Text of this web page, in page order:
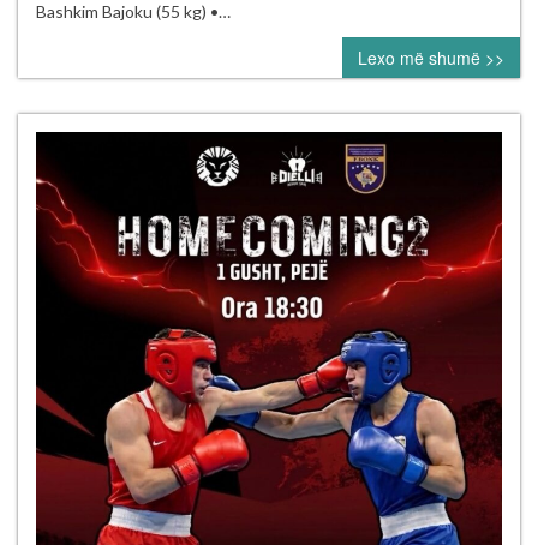
Sarajevë
Bashkim Bajoku (55 kg) •…
Lexo më shumë >>